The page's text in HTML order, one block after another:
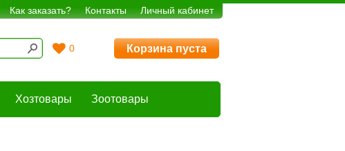
Как заказать? Контакты Личный кабинет
0 Корзина пуста
Хозтовары Зоотовары